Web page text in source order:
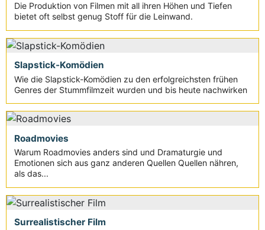
Die Produktion von Filmen mit all ihren Höhen und Tiefen
bietet oft selbst genug Stoff für die Leinwand.
Slapstick-Komödien
Wie die Slapstick-Komödien zu den erfolgreichsten frühen
Genres der Stummfilmzeit wurden und bis heute nachwirken
Roadmovies
Warum Roadmovies anders sind und Dramaturgie und
Emotionen sich aus ganz anderen Quellen Quellen nähren,
als das...
Surrealistischer Film